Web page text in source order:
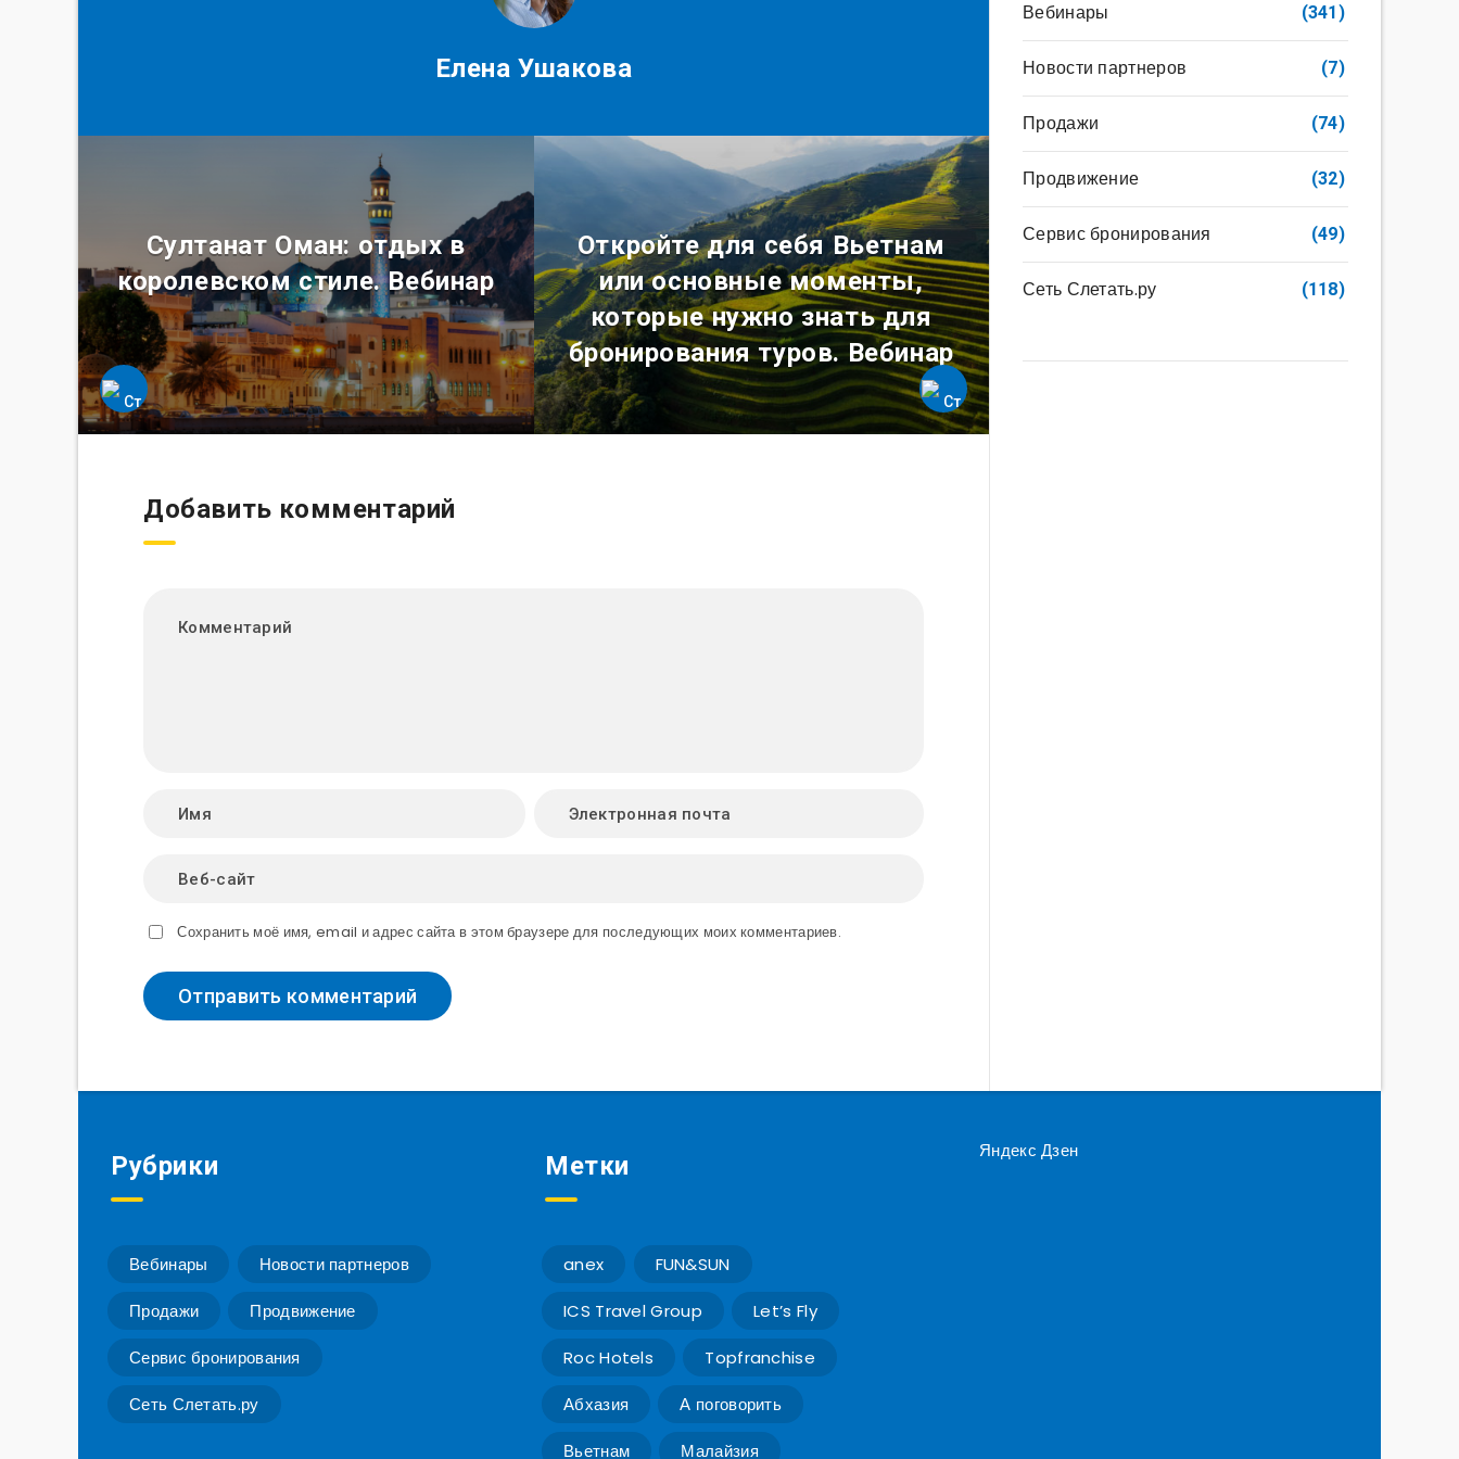
Елена Ушакова
Султанат Оман: отдых в
королевском стиле. Вебинар
Откройте для себя Вьетнам
или основные моменты,
которые нужно знать для
бронирования туров. Вебинар
Добавить комментарий
Сохранить моё имя, email и адрес сайта в этом браузере для последующих моих комментариев.
Вебинары (341)
Новости партнеров (7)
Продажи (74)
Продвижение (32)
Сервис бронирования (49)
Сеть Слетать.ру (118)
Рубрики
Вебинары Новости партнеров
Продажи Продвижение
Сервис бронирования
Сеть Слетать.ру
Метки
anex FUN&SUN
ICS Travel Group Let’s Fly
Roc Hotels Topfranchise
Абхазия А поговорить
Вьетнам Малайзия
Яндекс Дзен